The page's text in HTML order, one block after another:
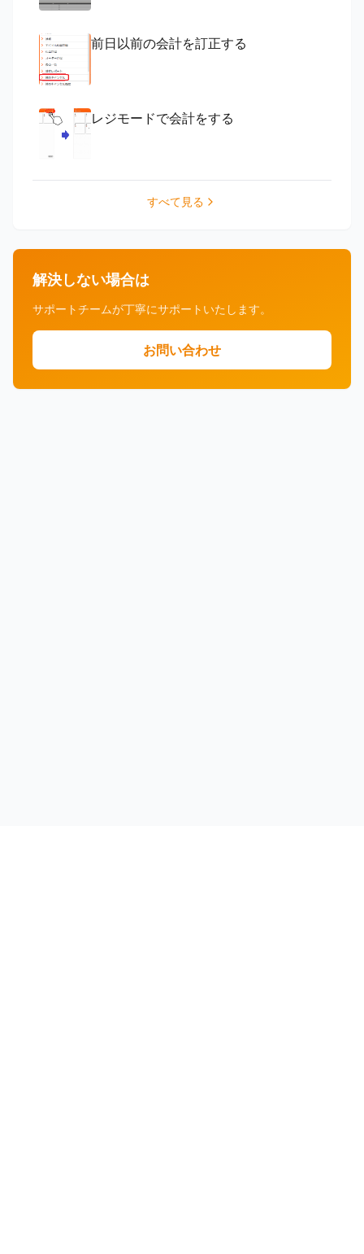
前日以前の会計を訂正する
レジモードで会計をする
すべて見る
解決しない場合は
サポートチームが丁寧にサポートいたします。
お問い合わせ